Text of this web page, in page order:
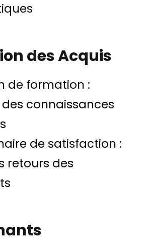
des Acquis
de formation :
connaissances
de satisfaction :
retours des